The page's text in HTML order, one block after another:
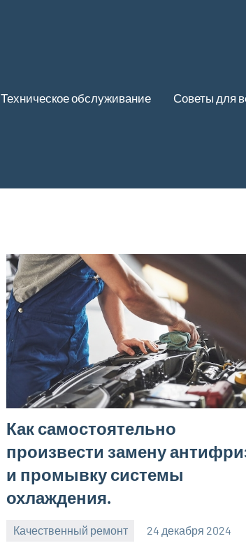
Техническое обслуживание Советы для
Как самостоятельно
произвести замену
и промывку системы
охлаждения.
Качественный ремонт 24 декабря 2024